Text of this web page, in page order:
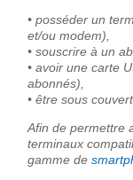
• posséder un
et/ou modem),
• souscrire à un
• avoir une carte
abonnés),
• être sous
Afin de permettre
terminaux
gamme de